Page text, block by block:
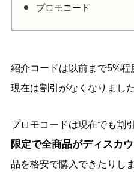
プロモコード
紹介コードは以前まで5%程
現在は割引がなくなりました
プロモコードは現在でも割
限定で全商品がディスカ
品を格安で購入できたりしま